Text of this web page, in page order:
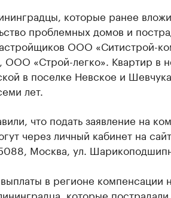
которые ранее
проблемных домов и
ООО «Ситистрой-
ООО «Строй-легко». Квартир в
в поселке Невское и
лет.
что подать заявление на
через личный кабинет на
Москва, ул.
в регионе компенсации
которые пострадали